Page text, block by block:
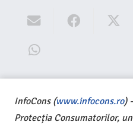
InfoCons (www.infocons.ro)
Protecția Consumatorilor,